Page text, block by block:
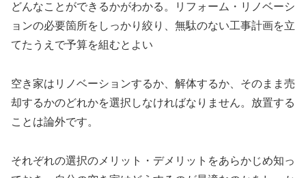
どんなことができるかがわかる。リフォーム・リノベーシ
ョンの必要箇所をしっかり絞り、無駄のない工事計画を立
てたうえで予算を組むとよい
空き家はリノベーションするか、解体するか、そのまま売
却するかのどれかを選択しなければなりません。放置する
ことは論外です。
それぞれの選択のメリット・デメリットをあらかじめ知っ